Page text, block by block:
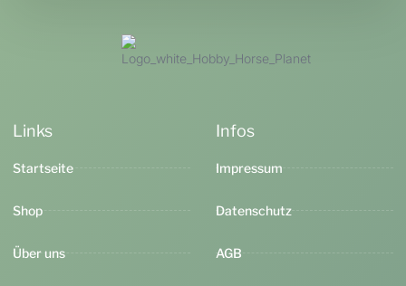
Links
Startseite
Shop
Über uns
Infos
Impressum
Datenschutz
AGB